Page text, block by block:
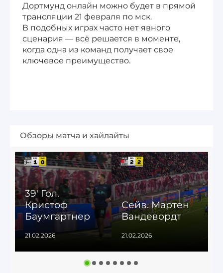
Дортмунд онлайн можно будет в прямой
трансляции 21 февраля по мск.
В подобных играх часто нет явного
сценария — всё решается в моменте,
когда одна из команд получает свое
ключевое преимущество.
Обзоры матча и хайлайты
39' Гол.
Кристоф
Баумгартнер
21.02.2026
Сейв. Мартен
Вандевордт
21.02.2026